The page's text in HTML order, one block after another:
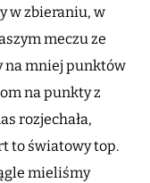
w zbieraniu, w
meczu ze
na mniej punktów
na punkty z
rozjechała,
to światowy top.
mieliśmy